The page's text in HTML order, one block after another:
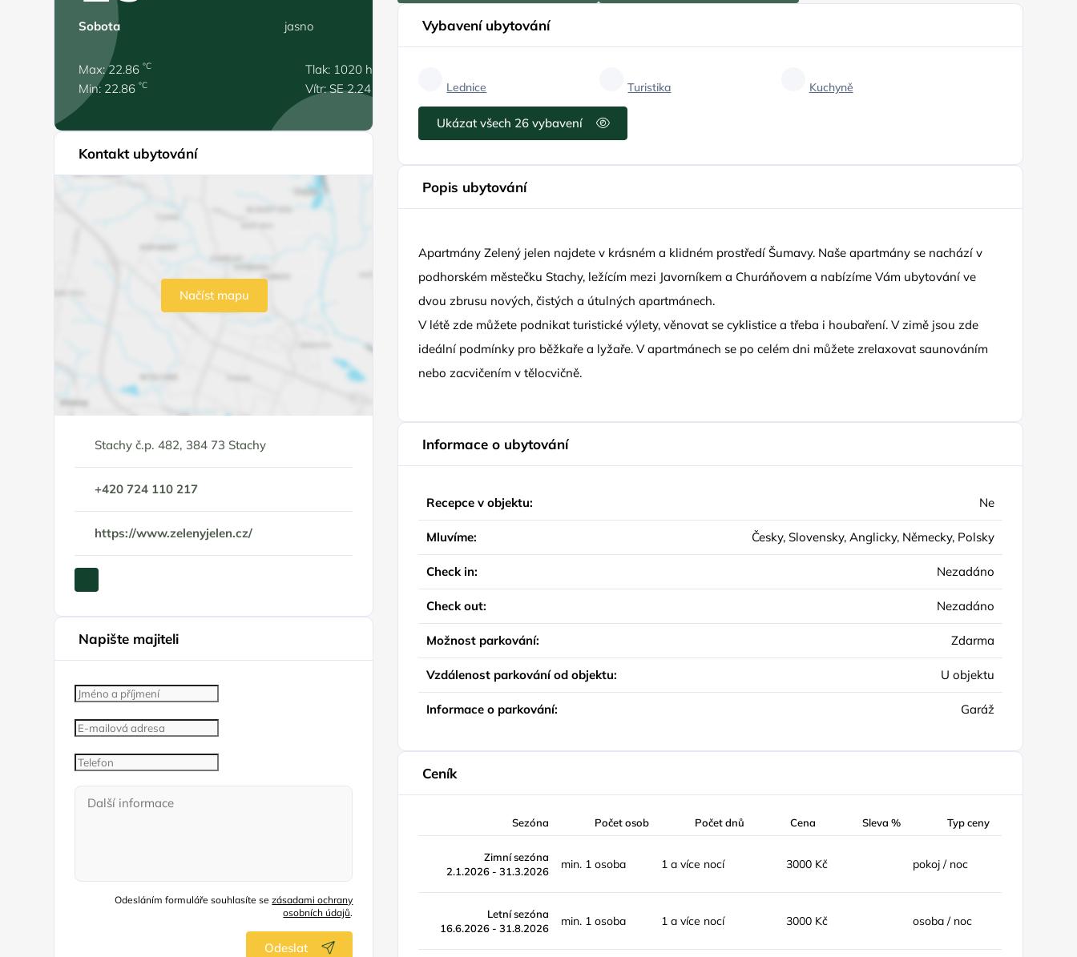
Sobota jasno
Max: 22.86°C
Min: 22.86°C
Tlak: 1020 hPa
Vítr: SE 2.24 m/s
Kontakt ubytování
Načíst mapu
Stachy č.p. 482, 384 73 Stachy
+420 724 110 217
https://www.zelenyjelen.cz/
Napište majiteli
Odesláním formuláře souhlasíte sezásadami ochrany
osobních údajů.
Odeslat
Vybavení ubytování
Lednice Turistika Kuchyně
Ukázat všech 26 vybavení
Popis ubytování
Apartmány Zelený jelen najdete v krásném a klidném prostředí Šumavy. Naše apartmány se nachází v
podhorském městečku Stachy, ležícím mezi Javorníkem a Churáňovem a nabízíme Vám ubytování ve
dvou zbrusu nových, čistých a útulných apartmánech.
V létě zde můžete podnikat turistické výlety, věnovat se cyklistice a třeba i houbaření. V zimě jsou zde
ideální podmínky pro běžkaře a lyžaře. V apartmánech se po celém dni můžete zrelaxovat saunováním
nebo zacvičením v tělocvičně.
Informace o ubytování
Recepce v objektu: Ne
Mluvíme: Česky, Slovensky, Anglicky, Německy, Polsky
Check in: Nezadáno
Check out: Nezadáno
Možnost parkování: Zdarma
Vzdálenost parkování od objektu: U objektu
Informace o parkování: Garáž
Ceník
Sezóna Počet osob Počet dnů Cena Sleva % Typ ceny
Zimní sezóna
2.1.2026 - 31.3.2026
min. 1 osoba 1 a více nocí 3000 Kč pokoj / noc
Letní sezóna
16.6.2026 - 31.8.2026
min. 1 osoba 1 a více nocí 3000 Kč osoba / noc